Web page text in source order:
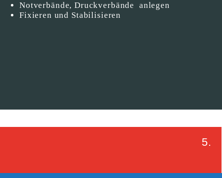
Notverbände, Druckverbände anlegen
Fixieren und Stabilisieren
5.